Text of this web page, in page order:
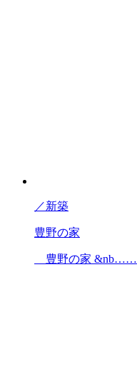
／新築
豊野の家
豊野の家 &nb……